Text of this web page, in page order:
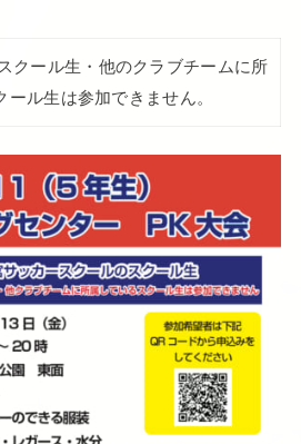
クール生・他のクラブチームに所
ール生は参加できません。